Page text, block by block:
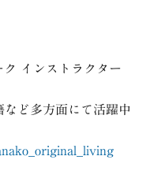
ク インストラクター
など多方面にて活躍中